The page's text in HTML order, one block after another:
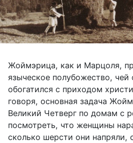
Жоймэрица, как и Марцоля,
языческое полубожество, чей
обогатился с приходом
говоря, основная задача
Великий Четверг по домам с
посмотреть, что женщины
сколько шерсти они напряли,